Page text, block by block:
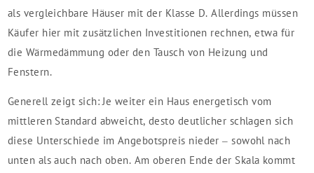
als vergleichbare Häuser mit der Klasse D. Allerdings müssen
Käufer hier mit zusätzlichen Investitionen rechnen, etwa für
die Wärmedämmung oder den Tausch von Heizung und
Fenstern.
Generell zeigt sich: Je weiter ein Haus energetisch vom
mittleren Standard abweicht, desto deutlicher schlagen sich
diese Unterschiede im Angebotspreis nieder – sowohl nach
unten als auch nach oben. Am oberen Ende der Skala kommt